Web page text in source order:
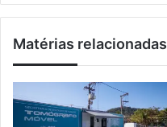
r
a
s
c
n
Matérias relacionadas